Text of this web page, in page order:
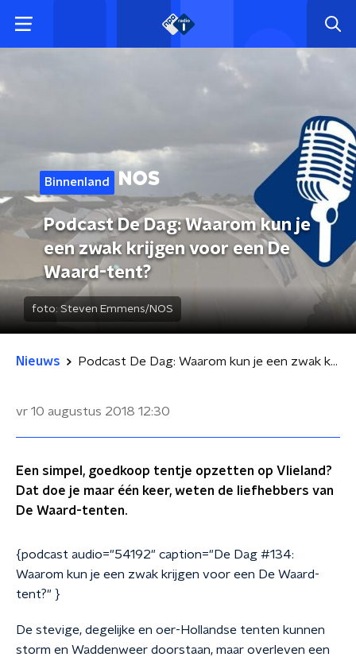
Binnenland
Podcast De Dag: Waarom kun je
een zwak krijgen voor een De
Waard-tent?
foto: Steven Emmens/NOS
Nieuws Podcast De Dag: Waarom kun je een zwak krijgen voor een De Waard-tent?
vr 10 augustus 2018 12:30
Een simpel, goedkoop tentje opzetten op Vlieland?
Dat doe je maar één keer, weten de liefhebbers van
De Waard-tenten.
{podcast audio="54192" caption="De Dag #134:
Waarom kun je een zwak krijgen voor een De Waard-
tent?" }
De stevige, degelijke en oer-Hollandse tenten kunnen
storm en Waddenweer doorstaan, maar overleven een